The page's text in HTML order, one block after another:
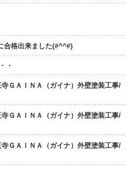
合格出来ました(#^^#)
・
ＧＡＩＮＡ（ガイナ）外壁塗装工事/
ＧＡＩＮＡ（ガイナ）外壁塗装工事/
ＧＡＩＮＡ（ガイナ）外壁塗装工事/